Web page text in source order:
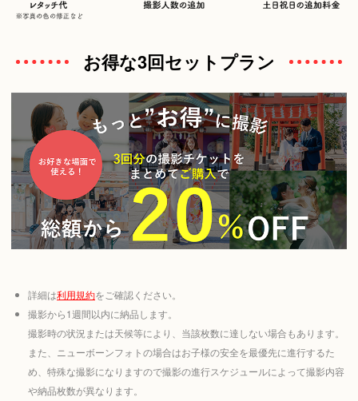
お得な3回セットプラン
詳細は利用規約をご確認ください。
撮影から1週間以内に納品します。
撮影時の状況または天候等により、当該枚数に達しない場合もあります。
また、ニューボーンフォトの場合はお子様の安全を最優先に進行するた
め、特殊な撮影になりますので撮影の進行スケジュールによって撮影内容
や納品枚数が異なります。